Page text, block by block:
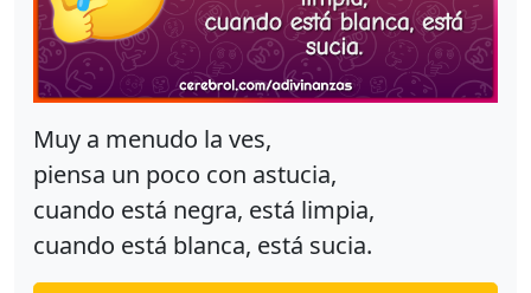
Muy a menudo la ves,
piensa un poco con astucia,
cuando está negra, está limpia,
cuando está blanca, está sucia.